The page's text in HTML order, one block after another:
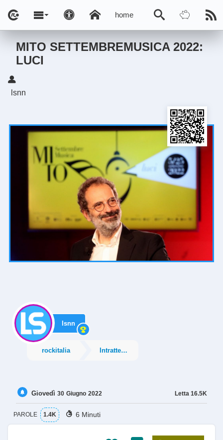
home
MITO SETTEMBREMUSICA 2022:
LUCI
lsnn
lsnn
rockitalia Intrattenimento
Letta 16.5K
Giovedì 30 Giugno 2022
PAROLE 1.4K 6 Minuti